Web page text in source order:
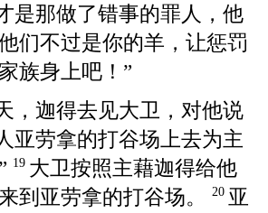
是那做了错事的罪人，他
们不过是你的羊，让惩罚
族身上吧！”
，迦得去见大卫，对他说
亚劳拿的打谷场上去为主
19 大卫按照主藉迦得给他
到亚劳拿的打谷场。
20 亚